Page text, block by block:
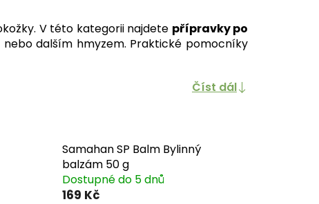
V této kategorii najdete přípravky po
dalším hmyzem. Praktické pomocníky
Číst dál
Samahan SP Balm Bylinný
balzám 50 g
Dostupné do 5 dnů
169 Kč